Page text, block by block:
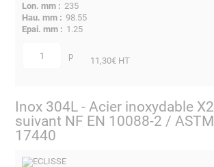
235
98.55
1.25
quantité p 11,30€ HT
Inox 304L - Acier inoxydable
suivant NF EN 10088-2 /
17440